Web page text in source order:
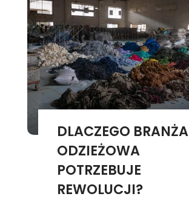
DLACZEGO BRANŻA
ODZIEŻOWA
POTRZEBUJE
REWOLUCJI?